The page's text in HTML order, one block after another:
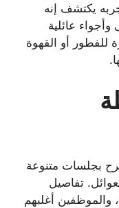
يكتشف إنه
عائلية
للفطور أو القهوة
بجلسات متنوعة
تفاصيل
والموظفين أغلبهم